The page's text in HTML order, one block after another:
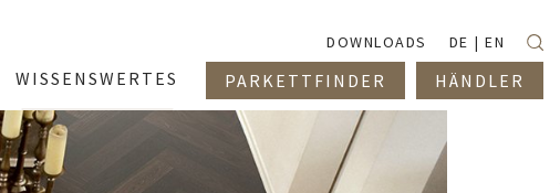
DOWNLOADS DE EN
WISSENSWERTES PARKETTFINDER HÄNDLER